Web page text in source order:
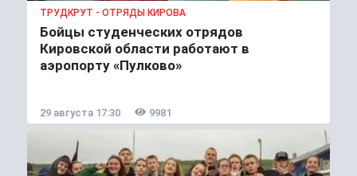
ТРУДКРУТ - ОТРЯДЫ КИРОВА
Бойцы студенческих отрядов
Кировской области работают в
аэропорту «Пулково»
29 августа 17:30 9981